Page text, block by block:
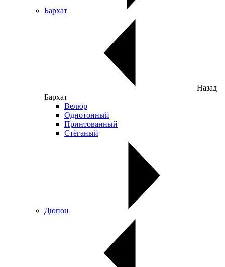
Бархат
Назад
Бархат
Велюр
Однотонный
Принтованный
Стёганый
Дюпон